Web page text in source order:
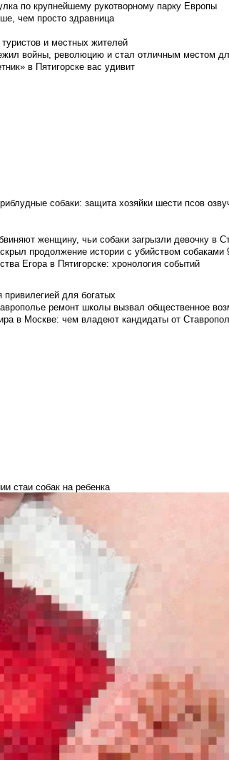
по крупнейшему рукотворному парку Европы
чем просто здравница
и местных жителей
войны, революцию и стал отличным местом
в Пятигорске вас удивит
собаки: защита хозяйки шести псов
женщину, чьи собаки загрызли девочку в
продолжение истории с убийством собаками
Егора в Пятигорске: хронология событий
для богатых
ремонт школы вызвал общественное
в Москве: чем владеют кандидаты от
стаи собак на ребенка